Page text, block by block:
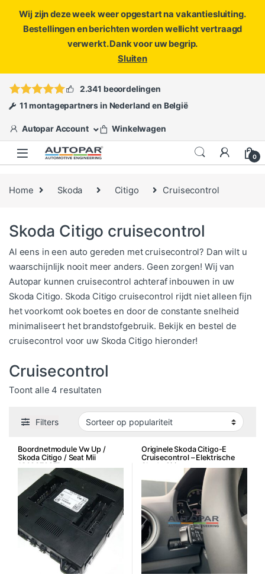
Wij zijn deze week weer opgestart na vakantiesluiting.
Bestellingen en berichten worden wellicht vertraagd
verwerkt. Dank voor uw begrip.
Sluiten
ofopen een ticket
2.341 beoordelingen
11 montagepartners in Nederland en België
Autopar Account Winkelwagen
0
Home Skoda Citigo Cruisecontrol
Skoda Citigo cruisecontrol
Al eens in een auto gereden met cruisecontrol? Dan wilt u
waarschijnlijk nooit meer anders. Geen zorgen! Wij van
Autopar kunnen cruisecontrol achteraf inbouwen in uw
Skoda Citigo. Skoda Citigo cruisecontrol rijdt niet alleen fijn
het voorkomt ook boetes en door de constante snelheid
minimaliseert het brandstofgebruik. Bekijk en bestel de
cruisecontrol voor uw Skoda Citigo hieronder!
Cruisecontrol
Toont alle 4 resultatenGesorteerd op populariteit
Filters
Boordnetmodule Vw Up /
Skoda Citigo / Seat Mii
1S0937087D
Originele Skoda Citigo-E
Cruisecontrol – Elektrische
Skoda Citigo